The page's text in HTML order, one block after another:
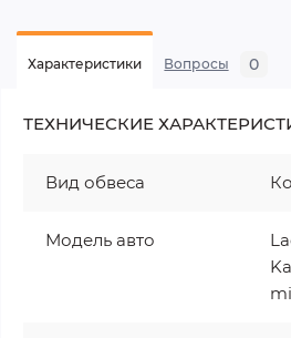
Характеристики Вопросы 0
ТЕХНИЧЕСКИЕ
Вид обвеса
Модель авто